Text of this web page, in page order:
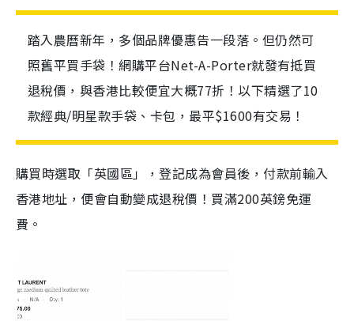
踏入農曆新年，多個品牌優惠告一段落。但仍然可
照舊平買手袋！網購平台Net-A-Porter就發有抵買
退稅價，與香港比較便宜大概77折！以下精選了10
款經典/明星款手袋、卡包，最平$1600有交易！
購買時選取「英國區」，登記成為會員後，付款前輸入
香港地址，便會自動變成退稅價！買滿200英鎊免運
費。